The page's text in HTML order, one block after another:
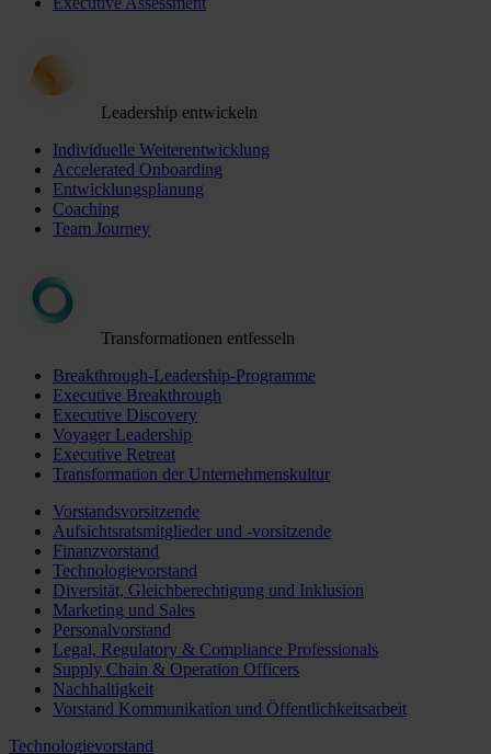
Leadership entwickeln
Individuelle Weiterentwicklung
Accelerated Onboarding
Entwicklungsplanung
Coaching
Team Journey
Transformationen entfesseln
Breakthrough-Leadership-Programme
Executive Breakthrough
Executive Discovery
Voyager Leadership
Executive Retreat
Transformation der Unternehmenskultur
Vorstandsvorsitzende
Aufsichtsratsmitglieder und -vorsitzende
Finanzvorstand
Technologievorstand
Diversität, Gleichberechtigung und Inklusion
Marketing und Sales
Personalvorstand
Legal, Regulatory & Compliance Professionals
Supply Chain & Operation Officers
Nachhaltigkeit
Vorstand Kommunikation und Öffentlichkeitsarbeit
Technologievorstand